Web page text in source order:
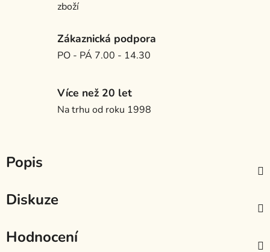
zboží
Zákaznická podpora
PO - PÁ 7.00 - 14.30
Více než 20 let
Na trhu od roku 1998
Popis
Diskuze
Hodnocení